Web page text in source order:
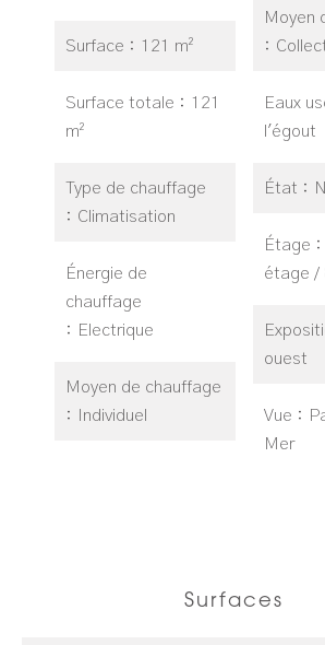
Surface 121 m²
Surface totale
121
m²
Type de chauffage
Climatisation
Énergie de
chauffage
Electrique
Moyen de chauffage
Individuel
Moyen
Eaux
l'égout
État
Étage
étage /
ouest
Vue
Mer
Surfaces